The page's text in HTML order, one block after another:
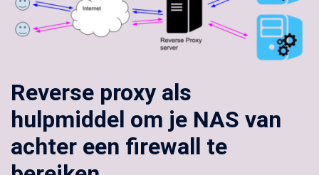
Reverse proxy als
hulpmiddel om je NAS van
achter een firewall te